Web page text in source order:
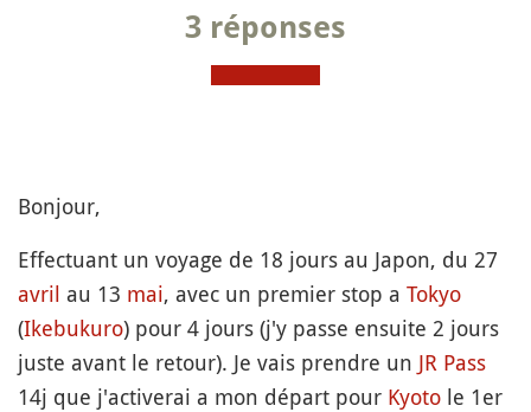
3 réponses
Bonjour,
Effectuant un voyage de 18 jours au Japon, du 27
avril au 13 mai, avec un premier stop a Tokyo
(Ikebukuro) pour 4 jours (j'y passe ensuite 2 jours
juste avant le retour). Je vais prendre un JR Pass
14j que j'activerai a mon départ pour Kyoto le 1er